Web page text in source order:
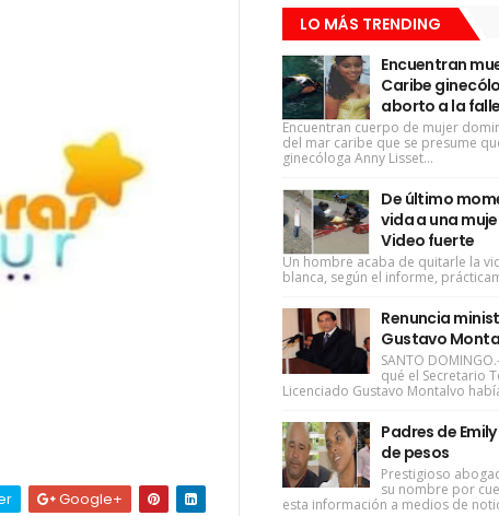
Google+
LO MÁS TRENDING
Encuentran
Caribe
aborto a la
Encuentran cuerpo de mujer
del mar caribe que se presume
ginecóloga Anny Lisset...
De último
vida a una
Video fuerte
Un hombre acaba de quitarle la
blanca, según el informe,
Renuncia
Gustavo
SANTO
qué el Secretario
Licenciado Gustavo Montalvo
Padres de
de pesos
Prestigioso
su nombre por
esta información a medios de